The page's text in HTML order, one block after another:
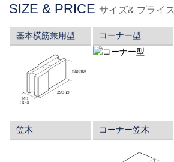
SIZE & PRICE サイズ& プライス
基本横筋兼用型 コーナー型
笠木 コーナー笠木